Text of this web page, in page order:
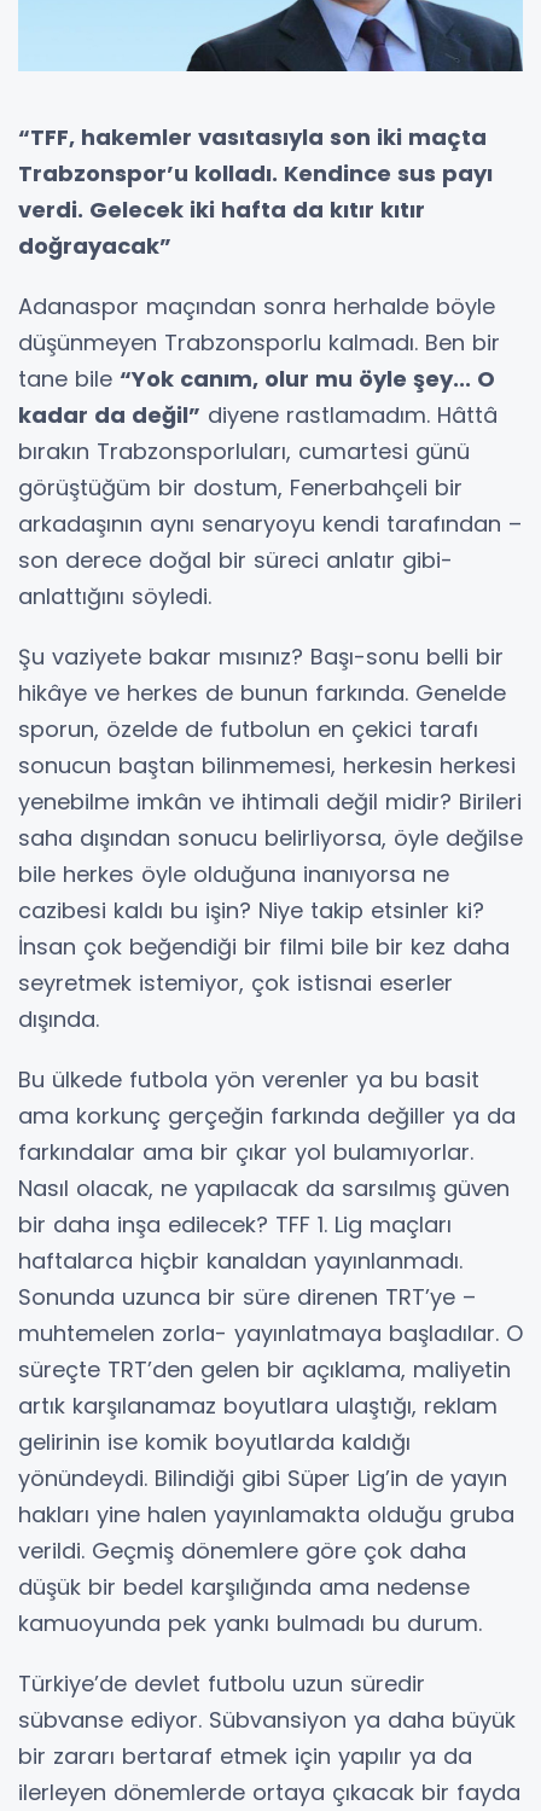
“TFF, hakemler vasıtasıyla son iki maçta
Trabzonspor’u kolladı. Kendince sus payı
verdi. Gelecek iki hafta da kıtır kıtır
doğrayacak”
Adanaspor maçından sonra herhalde böyle
düşünmeyen Trabzonsporlu kalmadı. Ben bir
tane bile “Yok canım, olur mu öyle şey... O
kadar da değil” diyene rastlamadım. Hâttâ
bırakın Trabzonsporluları, cumartesi günü
görüştüğüm bir dostum, Fenerbahçeli bir
arkadaşının aynı senaryoyu kendi tarafından –
son derece doğal bir süreci anlatır gibi-
anlattığını söyledi.
Şu vaziyete bakar mısınız? Başı-sonu belli bir
hikâye ve herkes de bunun farkında. Genelde
sporun, özelde de futbolun en çekici tarafı
sonucun baştan bilinmemesi, herkesin herkesi
yenebilme imkân ve ihtimali değil midir? Birileri
saha dışından sonucu belirliyorsa, öyle değilse
bile herkes öyle olduğuna inanıyorsa ne
cazibesi kaldı bu işin? Niye takip etsinler ki?
İnsan çok beğendiği bir filmi bile bir kez daha
seyretmek istemiyor, çok istisnai eserler
dışında.
Bu ülkede futbola yön verenler ya bu basit
ama korkunç gerçeğin farkında değiller ya da
farkındalar ama bir çıkar yol bulamıyorlar.
Nasıl olacak, ne yapılacak da sarsılmış güven
bir daha inşa edilecek? TFF 1. Lig maçları
haftalarca hiçbir kanaldan yayınlanmadı.
Sonunda uzunca bir süre direnen TRT’ye –
muhtemelen zorla- yayınlatmaya başladılar. O
süreçte TRT’den gelen bir açıklama, maliyetin
artık karşılanamaz boyutlara ulaştığı, reklam
gelirinin ise komik boyutlarda kaldığı
yönündeydi. Bilindiği gibi Süper Lig’in de yayın
hakları yine halen yayınlamakta olduğu gruba
verildi. Geçmiş dönemlere göre çok daha
düşük bir bedel karşılığında ama nedense
kamuoyunda pek yankı bulmadı bu durum.
Türkiye’de devlet futbolu uzun süredir
sübvanse ediyor. Sübvansiyon ya daha büyük
bir zararı bertaraf etmek için yapılır ya da
ilerleyen dönemlerde ortaya çıkacak bir fayda